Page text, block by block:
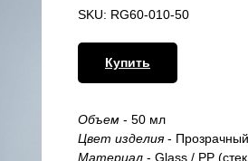
SKU: RG60-010-50
Купить
Объем - 50 мл
Цвет изделия-
Материал - Glass / PP